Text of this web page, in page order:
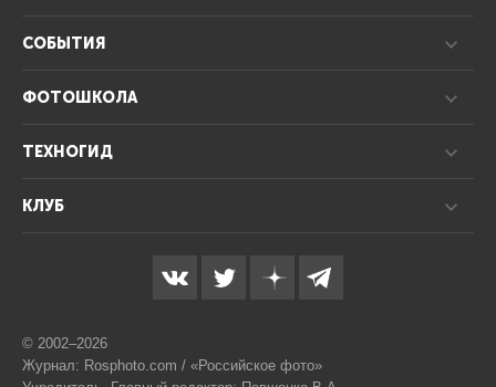
СОБЫТИЯ
ФОТОШКОЛА
ТЕХНОГИД
КЛУБ
© 2002–2026
Журнал: Rosphoto.com / «Российское фото»